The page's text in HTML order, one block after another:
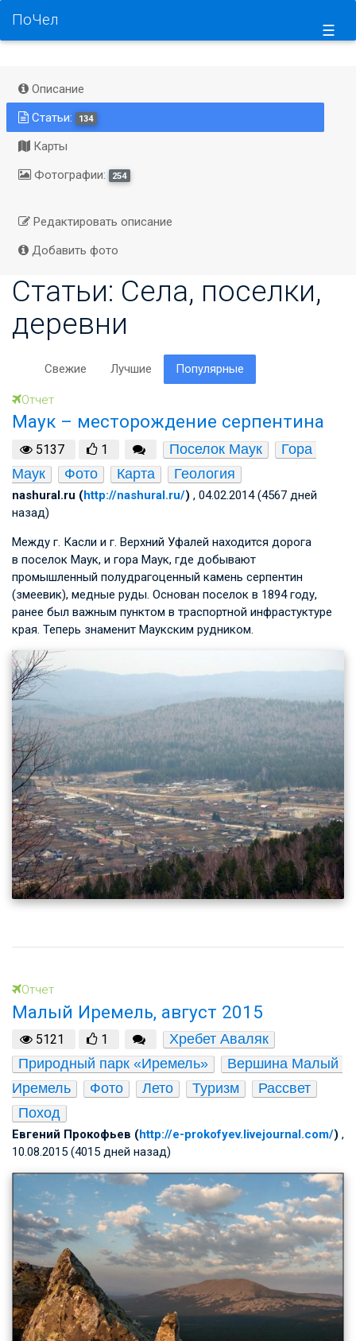
☰
ПоЧел
Описание
Статьи:
134
Карты
Фотографии:
254
Редактировать описание
Добавить фото
Статьи: Села, поселки,
деревни
Свежие Лучшие Популярные
Отчет
Маук – месторождение серпентина
5137 1 Поселок Маук
Гора
Маук
Фото Карта Геология
nashural.ru (http://nashural.ru/) , 04.02.2014 (4567 дней
назад)
Между г. Касли и г. Верхний Уфалей находится дорога
в поселок Маук, и гора Маук, где добывают
промышленный полудрагоценный камень серпентин
(змеевик), медные руды. Основан поселок в 1894 году,
ранее был важным пунктом в траспортной инфрастуктуре
края. Теперь знаменит Маукским рудником.
Отчет
Малый Иремель, август 2015
5121 1
Хребет Аваляк
Природный парк «Иремель»
Вершина Малый
Иремель
Фото Лето Туризм
Рассвет
Поход
Евгений Прокофьев (http://e-prokofyev.livejournal.com/) ,
10.08.2015 (4015 дней назад)